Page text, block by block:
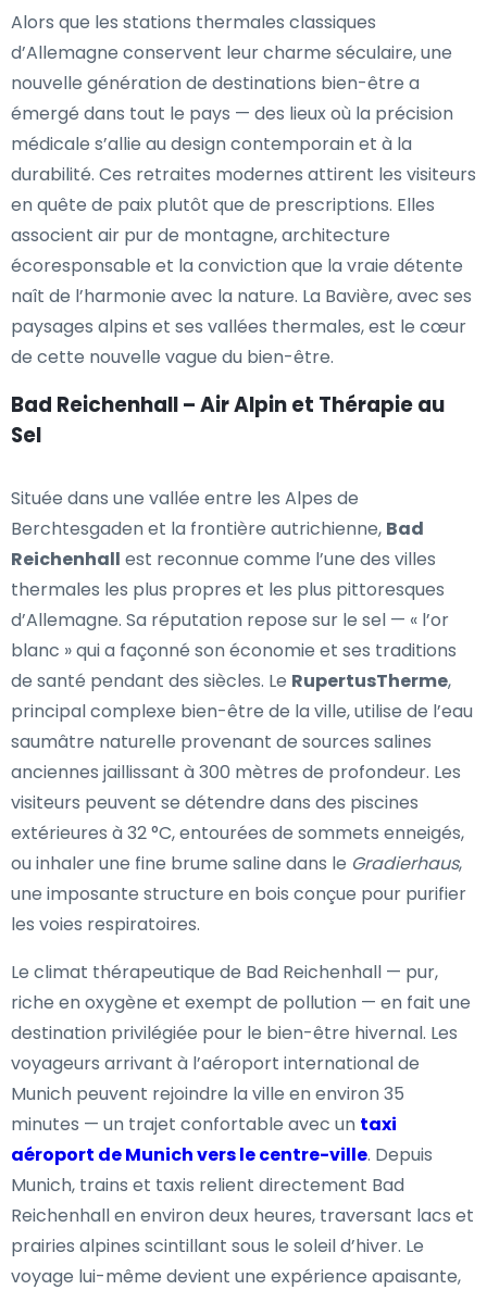
Alors que les stations thermales classiques
d’Allemagne conservent leur charme séculaire, une
nouvelle génération de destinations bien-être a
émergé dans tout le pays — des lieux où la précision
médicale s’allie au design contemporain et à la
durabilité. Ces retraites modernes attirent les visiteurs
en quête de paix plutôt que de prescriptions. Elles
associent air pur de montagne, architecture
écoresponsable et la conviction que la vraie détente
naît de l’harmonie avec la nature. La Bavière, avec ses
paysages alpins et ses vallées thermales, est le cœur
de cette nouvelle vague du bien-être.
Bad Reichenhall – Air Alpin et Thérapie au
Sel
Située dans une vallée entre les Alpes de
Berchtesgaden et la frontière autrichienne, Bad
Reichenhall est reconnue comme l’une des villes
thermales les plus propres et les plus pittoresques
d’Allemagne. Sa réputation repose sur le sel — « l’or
blanc » qui a façonné son économie et ses traditions
de santé pendant des siècles. Le RupertusTherme,
principal complexe bien-être de la ville, utilise de l’eau
saumâtre naturelle provenant de sources salines
anciennes jaillissant à 300 mètres de profondeur. Les
visiteurs peuvent se détendre dans des piscines
extérieures à 32 °C, entourées de sommets enneigés,
ou inhaler une fine brume saline dans le Gradierhaus,
une imposante structure en bois conçue pour purifier
les voies respiratoires.
Le climat thérapeutique de Bad Reichenhall — pur,
riche en oxygène et exempt de pollution — en fait une
destination privilégiée pour le bien-être hivernal. Les
voyageurs arrivant à l’aéroport international de
Munich peuvent rejoindre la ville en environ 35
minutes — un trajet confortable avec un taxi
aéroport de Munich vers le centre-ville. Depuis
Munich, trains et taxis relient directement Bad
Reichenhall en environ deux heures, traversant lacs et
prairies alpines scintillant sous le soleil d’hiver. Le
voyage lui-même devient une expérience apaisante,